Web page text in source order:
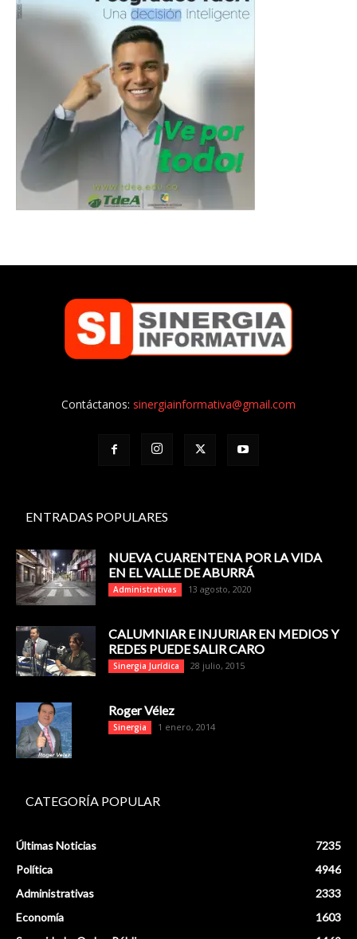
Contáctanos: sinergiainformativa@gmail.com
ENTRADAS POPULARES
NUEVA CUARENTENA POR LA VIDA
EN EL VALLE DE ABURRÁ
Administrativas 13 agosto, 2020
CALUMNIAR E INJURIAR EN MEDIOS Y
REDES PUEDE SALIR CARO
Sinergia Jurídica 28 julio, 2015
Roger Vélez
Sinergia 1 enero, 2014
CATEGORÍA POPULAR
Últimas Noticias
7235
Política
4946
Administrativas
2333
Economía
1603